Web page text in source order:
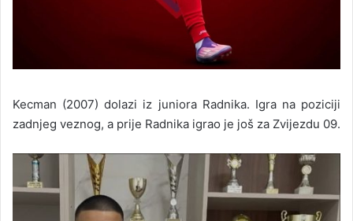
Kecman (2007) dolazi iz juniora Radnika. Igra na poziciji
zadnjeg veznog, a prije Radnika igrao je još za Zvijezdu 09.